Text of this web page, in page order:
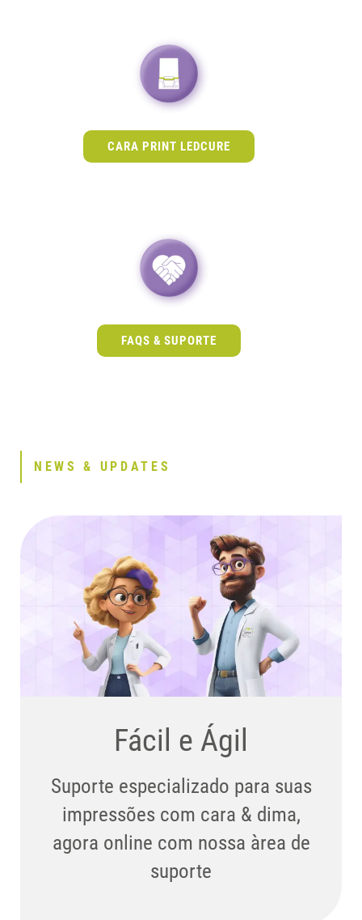
CARA PRINT LEDCURE
FAQS & SUPORTE
NEWS & UPDATES
Fácil e Ágil
Suporte especializado para suas
impressões com cara & dima,
agora online com nossa àrea de
suporte